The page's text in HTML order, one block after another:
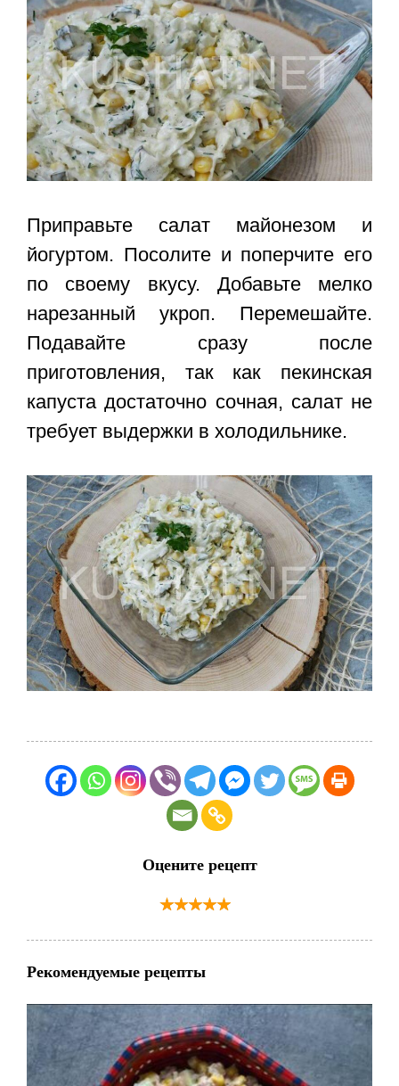
Приправьте салат майонезом и
йогуртом. Посолите и поперчите его
по своему вкусу. Добавьте мелко
нарезанный укроп. Перемешайте.
Подавайте сразу после
приготовления, так как пекинская
капуста достаточно сочная, салат не
требует выдержки в холодильнике.
Оцените рецепт
Рекомендуемые рецепты